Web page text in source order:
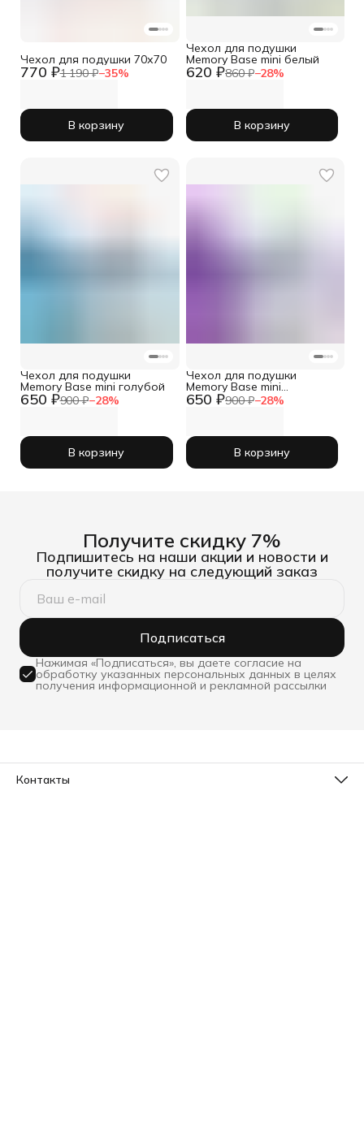
770 ₽1 190 ₽−35%
Чехол для подушки 70х70
В корзину
620 ₽860 ₽−28%
Чехол для подушки
Memory Base mini белый
В корзину
650 ₽900 ₽−28%
Чехол для подушки
Memory Base mini голубой
В корзину
650 ₽900 ₽−28%
Чехол для подушки
Memory Base mini
фиолетовый
В корзину
Получите скидку 7%
Подпишитесь на наши акции и новости и
получите скидку на следующий заказ
Подписаться
Нажимая «Подписаться», вы даете согласие на
обработку указанных персональных данных в целях
получения информационной и рекламной рассылки
Контакты